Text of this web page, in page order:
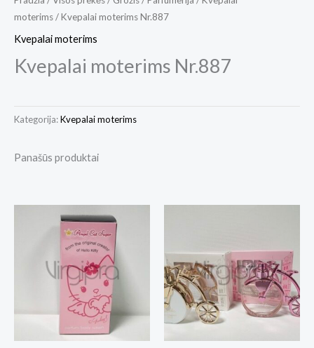
moterims/ Kvepalai moterims Nr.887
Kvepalai moterims
Kvepalai moterims Nr.887
Kategorija:Kvepalai moterims
Panašūs produktai